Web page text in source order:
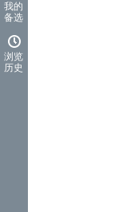
我的
备选
浏览
历史